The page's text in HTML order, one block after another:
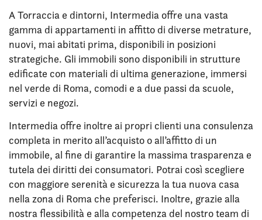
A Torraccia e dintorni, Intermedia offre una vasta
gamma di appartamenti in affitto di diverse metrature,
nuovi, mai abitati prima, disponibili in posizioni
strategiche. Gli immobili sono disponibili in strutture
edificate con materiali di ultima generazione, immersi
nel verde di Roma, comodi e a due passi da scuole,
servizi e negozi.
Intermedia offre inoltre ai propri clienti una consulenza
completa in merito all’acquisto o all’affitto di un
immobile, al fine di garantire la massima trasparenza e
tutela dei diritti dei consumatori. Potrai così scegliere
con maggiore serenità e sicurezza la tua nuova casa
nella zona di Roma che preferisci. Inoltre, grazie alla
nostra flessibilità e alla competenza del nostro team di